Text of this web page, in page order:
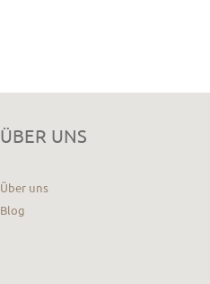
ÜBER UNS
Über uns
Blog